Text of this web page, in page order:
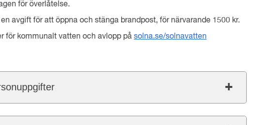
för överlåtelse.
avgift för att öppna och stänga brandpost, för närvarande 1500 kr.
för kommunalt vatten och avlopp på solna.se/solnavatten